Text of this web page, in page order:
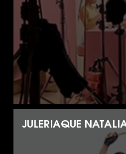
JULERIAQUE